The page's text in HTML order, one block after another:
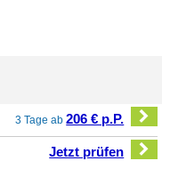
3 Tage ab206 € p.P.
Jetzt prüfen